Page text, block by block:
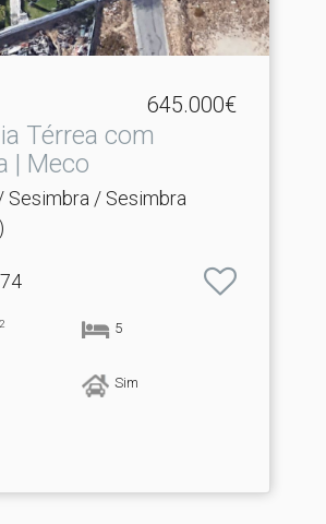
645.000€
Térrea com
| Meco
Sesimbra / Sesimbra
2 5
Sim